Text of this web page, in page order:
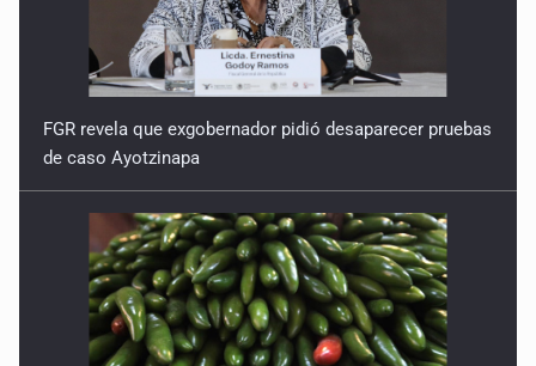
FGR revela que exgobernador pidió desaparecer pruebas
de caso Ayotzinapa